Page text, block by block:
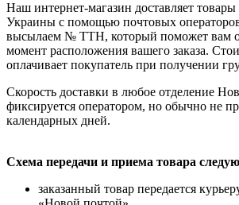
Наш интернет-магазин доставляет
Украины с помощью почтовых
высылаем № ТТН, который поможет вам
момент расположения вашего заказа.
оплачивает покупатель при получении
Скорость доставки в любое отделение
фиксируется оператором, но обычно не
календарных дней.
Схема передачи и приема товара
заказанный товар передается